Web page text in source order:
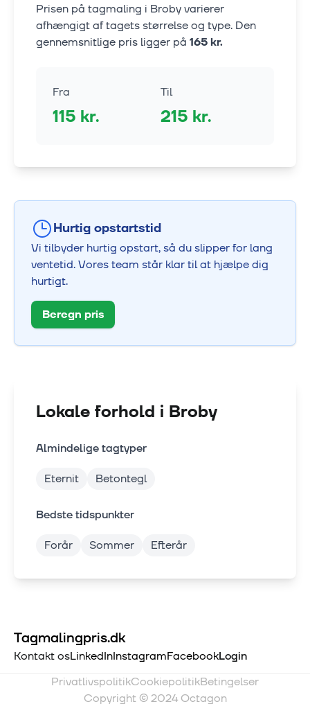
Prisen på tagmaling i Brobyvarierer
afhængigt af tagets størrelse og type. Den
gennemsnitlige pris ligger på 165kr.
Fra
115 kr.
Til
215 kr.
Hurtig opstartstid
Vi tilbyder hurtig opstart, så du slipper for lang
ventetid. Vores team står klar til at hjælpe dig
hurtigt.
Beregn pris
Lokale forhold i Broby
Almindelige tagtyper
Eternit
Betontegl
Bedste tidspunkter
Forår
Sommer Efterår
Tagmalingpris.dk
Kontakt osLinkedInInstagramFacebookLogin
PrivatlivspolitikCookiepolitikBetingelser
Copyright © 2024 Octagon